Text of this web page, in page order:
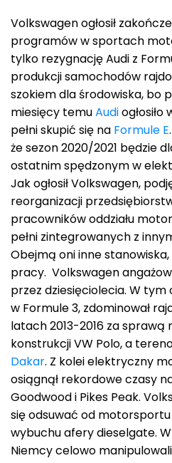
Volkswagen ogłosił
programów w sportach
tylko rezygnację Audi z
produkcji samochodów
szokiem dla środowiska, bo
miesięcy temuAudi
pełni skupić się na Formule E
że sezon 2020/2021 będzie
ostatnim spędzonym w
Jak ogłosił Volkswagen,
reorganizacji
pracowników oddziału
pełni zintegrowanych z
Obejmą oni inne
pracy. Volkswagen
przez dziesięciolecia. W tym
w Formule 3, zdominował
latach 2013-2016 za sprawą
konstrukcji VW Polo, a
Dakar. Z kolei elektryczny
osiągnął rekordowe czasy
Goodwood i Pikes Peak.
się odsuwać od motorsportu
wybuchu afery dieselgate.
Niemcy celowo